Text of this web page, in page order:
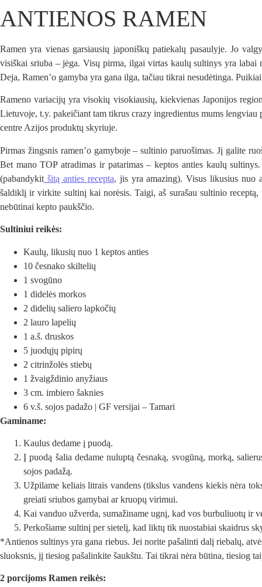
ANTIENOS RAMEN
Ramen yra vienas garsiausių japoniškų patiekalų pasaulyje. Jo
visiškai sriuba – jėga. Visų pirma, ilgai virtas kaulų sultinys yra labai
Deja, Ramen’o gamyba yra gana ilga, tačiau tikrai nesudėtinga.
Rameno variacijų yra visokių visokiausių, kiekvienas Japonijos
Lietuvoje, t.y. pakeičiant tam tikrus crazy ingredientus mums
centre Azijos produktų skyriuje.
Pirmas žingsnis ramen’o gamyboje – sultinio paruošimas. Jį galite
Bet mano TOP atradimas ir patarimas – keptos anties kaulų
(pabandykit šitą anties recepta, jis yra amazing). Visus likusius
šaldiklį ir virkite sultinį kai norėsis. Taigi, aš surašau sultinio
nebūtinai kepto paukščio.
Sultiniui reikės:
Kaulų, likusių nuo 1 keptos anties
10 česnako skiltelių
1 svogūno
1 didelės morkos
2 didelių saliero lapkočių
2 lauro lapelių
1 a.š. druskos
5 juodųjų pipirų
2 citrinžolės stiebų
1 žvaigždinio anyžiaus
3 cm. imbiero šaknies
6 v.š. sojos padažo | GF versijai – Tamari
Gaminame:
Kaulus dedame į puodą.
Į puodą šalia dedame nuluptą česnaką, svogūną, morką,
sojos padažą.
Užpilame keliais litrais vandens (tikslus vandens kiekis nėra
greiati sriubos gamybai ar kruopų virimui.
Kai vanduo užverda, sumažiname ugnį, kad vos burbuliuotų ir
Perkošiame sultinį per sietelį, kad liktų tik nuostabiai skaidrus
*Antienos sultinys yra gana riebus. Jei norite pašalinti dalį riebalų,
sluoksnis, jį tiesiog pašalinkite šaukštu. Tai tikrai nėra būtina, tiesiog
2 porcijoms Ramen reikės: